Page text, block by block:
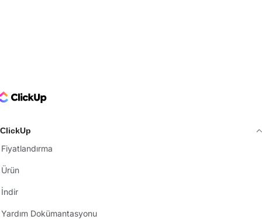
Logo
ClickUp
Fiyatlandırma
Ürün
İndir
Yardım Dokümantasyonu